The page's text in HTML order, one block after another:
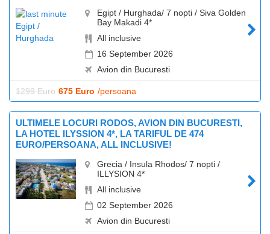
Egipt / Hurghada/ 7 nopti / Siva Golden
Bay Makadi 4*
All inclusive
16 September 2026
Avion din Bucuresti
1299 Euro 675 Euro /persoana
ULTIMELE LOCURI RODOS, AVION DIN BUCURESTI,
LA HOTEL ILYSSION 4*, LA TARIFUL DE 474
EURO/PERSOANA, ALL INCLUSIVE!
Grecia / Insula Rhodos/ 7 nopti /
ILLYSION 4*
All inclusive
02 September 2026
Avion din Bucuresti